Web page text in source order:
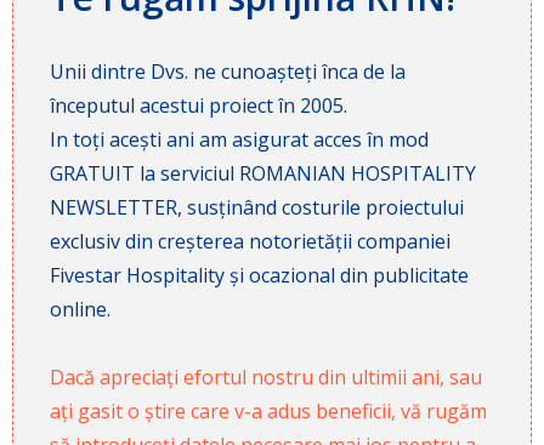
Unii dintre Dvs. ne cunoașteți înca de la
începutul acestui proiect în 2005.
In toți acești ani am asigurat acces în mod
GRATUIT la serviciul ROMANIAN HOSPITALITY
NEWSLETTER, susținând costurile proiectului
exclusiv din creșterea notorietății companiei
Fivestar Hospitality și ocazional din publicitate
online.
Dacă apreciați efortul nostru din ultimii ani, sau
ați gasit o știre care v-a adus beneficii, vă rugăm